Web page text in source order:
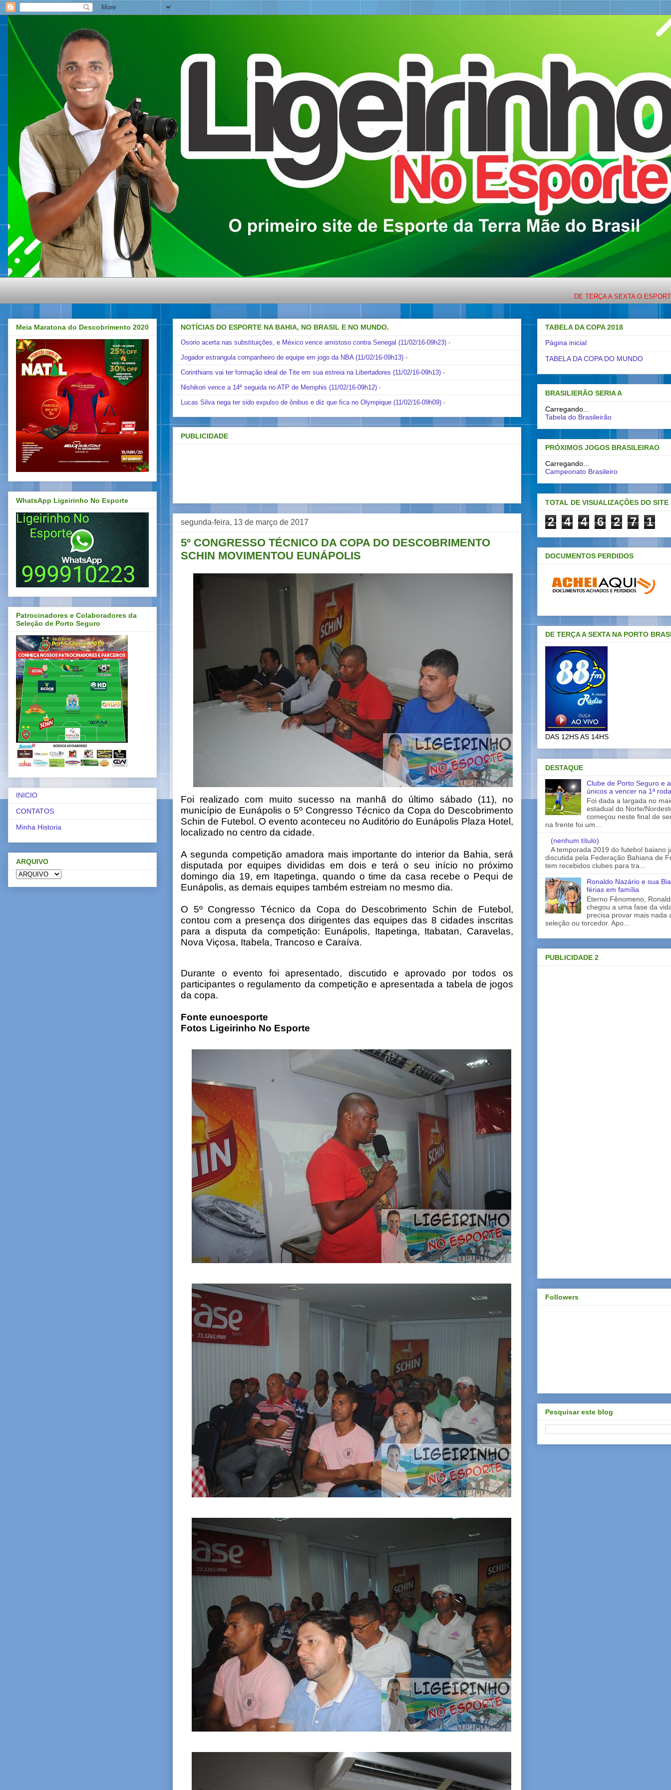
DE TERÇA A SEXTA O ESPORTE COM
NOTÍCIAS DO ESPORTE NA BAHIA, NO BRASIL E NO MUNDO.
Osorio acerta nas substituições, e México vence amistoso contra Senegal (11/02/16-09h23) -
Jogador estrangula companheiro de equipe em jogo da NBA (11/02/16-09h13) -
Corinthians vai ter formação ideal de Tite em sua estreia na Libertadores (11/02/16-09h13) -
Nishikori vence a 14ª seguida no ATP de Memphis (11/02/16-09h12) -
Lucas Silva nega ter sido expulso de ônibus e diz que fica no Olympique (11/02/16-09h09) -
PUBLICIDADE
segunda-feira, 13 de março de 2017
5º CONGRESSO TÉCNICO DA COPA DO DESCOBRIMENTO
SCHIN MOVIMENTOU EUNÁPOLIS
Foi realizado com muito sucesso na manhã do último sábado (11), no
município de Eunápolis o 5º Congresso Técnico da Copa do Descobrimento
Schin de Futebol. O evento aconteceu no Auditório do Eunápolis Plaza Hotel,
localizado no centro da cidade.
A segunda competição amadora mais importante do interior da Bahia, será
disputada por equipes divididas em dois e terá o seu início no próximo
domingo dia 19, em Itapetinga, quando o time da casa recebe o Pequi de
Eunápolis, as demais equipes também estreiam no mesmo dia.
O 5º Congresso Técnico da Copa do Descobrimento Schin de Futebol,
contou com a presença dos dirigentes das equipes das 8 cidades inscritas
para a disputa da competição: Eunápolis, Itapetinga, Itabatan, Caravelas,
Nova Viçosa, Itabela, Trancoso e Caraíva.
Durante o evento foi apresentado, discutido e aprovado por todos os
participantes o regulamento da competição e apresentada a tabela de jogos
da copa.
Fonte eunoesporte
Fotos Ligeirinho No Esporte
Meia Maratona do Descobrimento 2020
WhatsApp Ligeirinho No Esporte
Patrocinadores e Colaboradores da
Seleção de Porto Seguro
INICIO
CONTATOS
Minha Historia
ARQUIVO
TABELA DA COPA 2018
Página inicial
TABELA DA COPA DO MUNDO
BRASILIERÃO SERIA A
Carregando...
Tabela do Brasileirão
PRÓXIMOS JOGOS BRASILEIRAO
Carregando...
Campeonato Brasileiro
TOTAL DE VISUALIZAÇÕES DO SITE
2 4 4 6 2 7 1
DOCUMENTOS PERDIDOS
DE TERÇA A SEXTA NA PORTO
DAS 12HS AS 14HS
DESTAQUE
Clube de Porto Seguro e
únicos a vencer na 1ª
Foi dada a largada no
estadual do Norte/
começou neste final de
na frente foi um...
(nenhum título)
A temporada 2019 do futebol baiano
discutida pela Federação Bahiana de
tem recebidos clubes para tra...
Ronaldo Nazário e sua
férias em família
Eterno Fênomeno,
chegou a uma fase da
precisa provar mais nada
seleção ou torcedor. Apo...
PUBLICIDADE 2
Followers
Pesquisar este blog